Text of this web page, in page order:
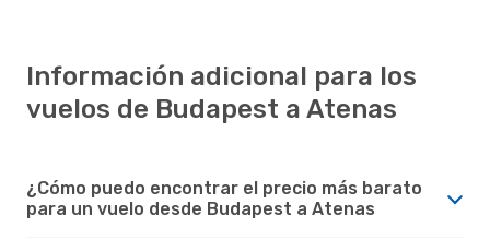
Información adicional para los
vuelos de Budapest a Atenas
¿Cómo puedo encontrar el precio más barato
para un vuelo desde Budapest a Atenas